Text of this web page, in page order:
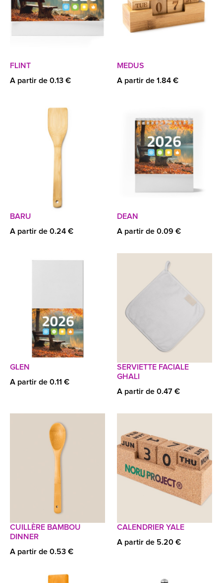
FLINT
A partir de 0.13 €
MEDUS
A partir de 1.84 €
BARU
A partir de 0.24 €
DEAN
A partir de 0.09 €
GLEN
A partir de 0.11 €
SERVIETTE FACIALE
GHALI
A partir de 0.47 €
CUILLÈRE BAMBOU
DINNER
A partir de 0.53 €
CALENDRIER YALE
A partir de 5.20 €